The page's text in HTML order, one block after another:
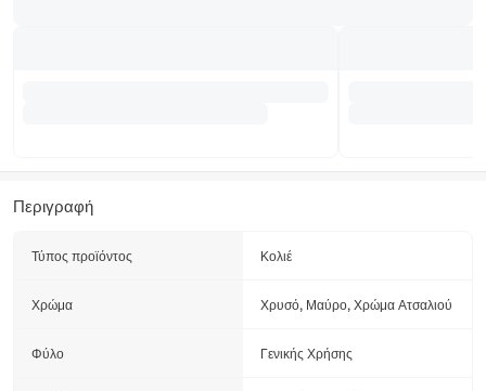
Περιγραφή
Τύπος προϊόντος Κολιέ
Χρώμα Χρυσό, Μαύρο, Χρώμα Ατσαλιού
Φύλο Γενικής Χρήσης